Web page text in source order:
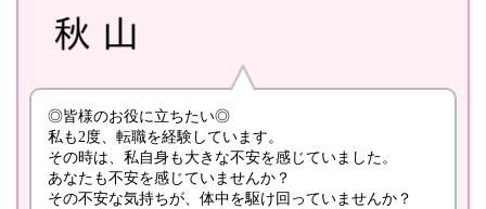
◎皆様のお役に立ちたい◎
私も2度、転職を経験しています。
その時は、私自身も大きな不安を感じていました。
あなたも不安を感じていませんか？
その不安な気持ちが、体中を駆け回っていませんか？